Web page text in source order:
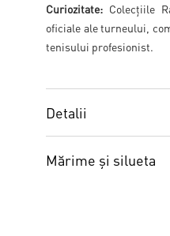
Curiozitate: Colecțiile
oficiale ale turneului,
tenisului profesionist.
Detalii
Mărime și silueta